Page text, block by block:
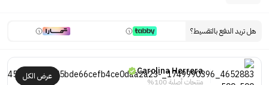
هل تريد الدفع بالتقسيط؟
Carolina Herrera
منتجات أصلية 100%
عرض الكل